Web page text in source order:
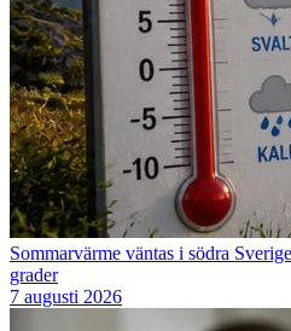
Sommarvärme väntas i södra
grader
7 augusti 2026